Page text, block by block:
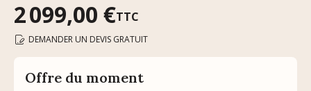
2 099,00 €TTC
DEMANDER UN DEVIS GRATUIT
Offre du moment